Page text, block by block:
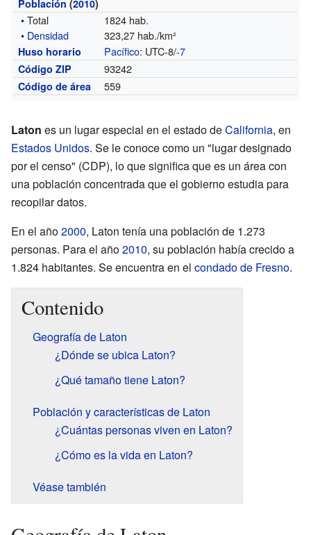
Población (2010)
• Total
1824 hab.
• Densidad 323,27 hab./km²
Huso horario Pacífico: UTC-8/-7
Código ZIP 93242
Código de área 559
Laton es un lugar especial en el estado deCalifornia, en
Estados Unidos. Se le conoce como un "lugar designado
por el censo" (CDP), lo que significa que es un área con
una población concentrada que el gobierno estudia para
recopilar datos.
En el año2000, Laton tenía una población de 1.273
personas. Para el año2010, su población había crecido a
1.824 habitantes. Se encuentra en el condado de Fresno.
Contenido
Geografía de Laton
¿Dónde se ubica Laton?
¿Qué tamaño tiene Laton?
Población y características de Laton
¿Cuántas personas viven en Laton?
¿Cómo es la vida en Laton?
Véase también